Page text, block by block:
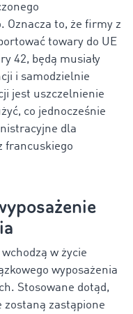
Oznacza to, że firmy z
towary do UE
42, będą musiały
i samodzielnie
jest uszczelnienie
co jednocześnie
dla
francuskiego
w życie
wyposażenia
Stosowane dotąd,
zastąpione